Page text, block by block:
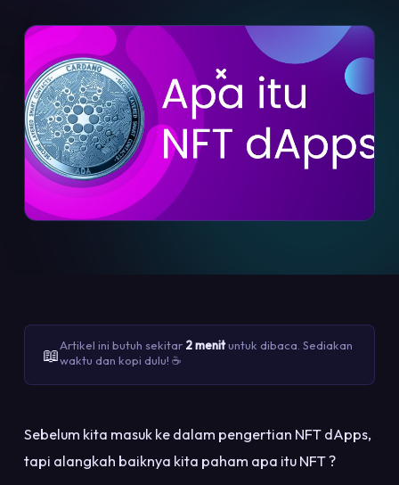
📖Artikel ini butuh sekitar 2 menituntuk dibaca. Sediakan
waktu dan kopi dulu! ☕
Sebelum kita masuk ke dalam pengertian NFT dApps,
tapi alangkah baiknya kita paham apa itu NFT ?